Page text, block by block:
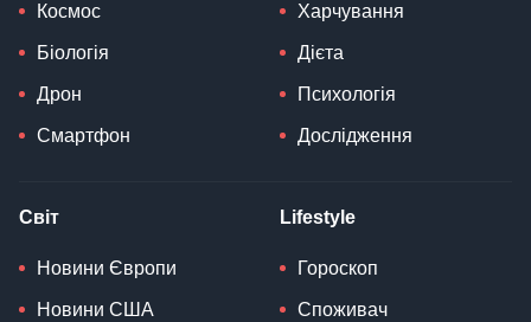
Космос
Біологія
Дрон
Смартфон
Харчування
Дієта
Психологія
Дослідження
Світ
Новини Європи
Новини США
Lifestyle
Гороскоп
Споживач